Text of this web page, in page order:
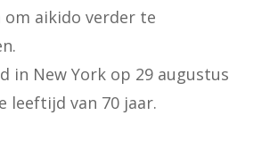
om aikido verder te
in New York op 29 augustus
leeftijd van 70 jaar.